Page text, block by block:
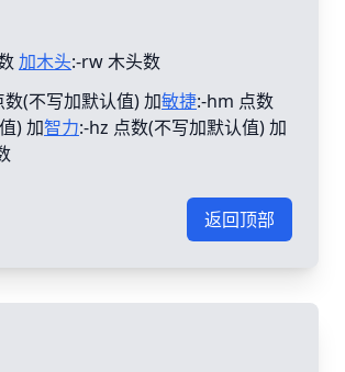
加木头:-rw 木头数
数(不写加默认值) 加敏捷:-hm 点数
) 加智力:-hz 点数(不写加默认值) 加
返回顶部